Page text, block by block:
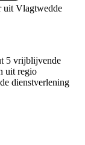
uit Vlagtwedde
5 vrijblijvende
uit regio
dienstverlening